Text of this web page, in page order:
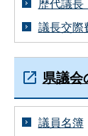
議長交際
県議会
議員名簿